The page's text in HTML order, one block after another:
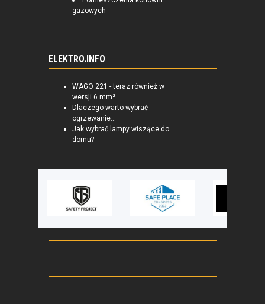
gazowych
ELEKTRO.INFO
WAGO 221 - teraz również w
wersji 6 mm²
Dlaczego warto wybrać
ogrzewanie...
Jak wybrać lampy wiszące do
domu?